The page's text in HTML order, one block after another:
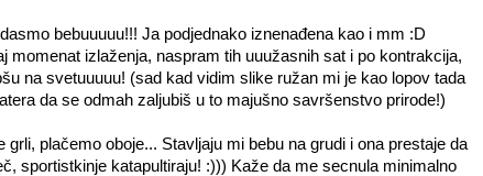
bebuuuuu!!! Ja podjednako iznenađena kao i mm :D
momenat izlaženja, naspram tih uuužasnih sat i po kontrakcija,
na svetuuuuu! (sad kad vidim slike ružan mi je kao lopov tada
da se odmah zaljubiš u to majušno savršenstvo prirode!)
plačemo oboje... Stavljaju mi bebu na grudi i ona prestaje da
sportistkinje katapultiraju! :))) Kaže da me secnula minimalno